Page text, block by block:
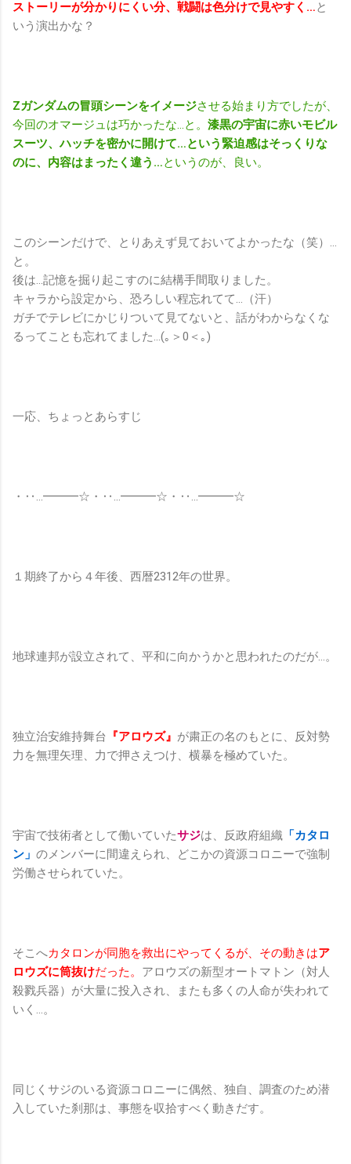
ストーリーが分かりにくい分、戦闘は色分けで見やすく…と
いう演出かな？
Zガンダムの冒頭シーンをイメージさせる始まり方でしたが、
今回のオマージュは巧かったな…と。 漆黒の宇宙に赤いモビル
スーツ、ハッチを密かに開けて…という緊迫感はそっくりな
のに、内容はまったく違う…というのが、良い。
このシーンだけで、とりあえず見ておいてよかったな（笑）…
と。
後は…記憶を掘り起こすのに結構手間取りました。
キャラから設定から、恐ろしい程忘れてて…（汗）
ガチでテレビにかじりついて見てないと、話がわからなくな
るってことも忘れてました…(｡＞0＜｡)
一応、ちょっとあらすじ
・‥…━━━☆・‥…━━━☆・‥…━━━☆
１期終了から４年後、西暦2312年の世界。
地球連邦が設立されて、平和に向かうかと思われたのだが…。
独立治安維持舞台 『アロウズ』 が粛正の名のもとに、反対勢
力を無理矢理、力で押さえつけ、横暴を極めていた。
宇宙で技術者として働いていたサジは、反政府組織 「カタロ
ン」 のメンバーに間違えられ、どこかの資源コロニーで強制
労働させられていた。
そこへカタロンが同胞を救出にやってくるが、その動きはア
ロウズに筒抜けだった。 アロウズの新型オートマトン（対人
殺戮兵器）が大量に投入され、またも多くの人命が失われて
いく…。
同じくサジのいる資源コロニーに偶然、独自、調査のため潜
入していた刹那は、事態を収拾すべく動きだす。